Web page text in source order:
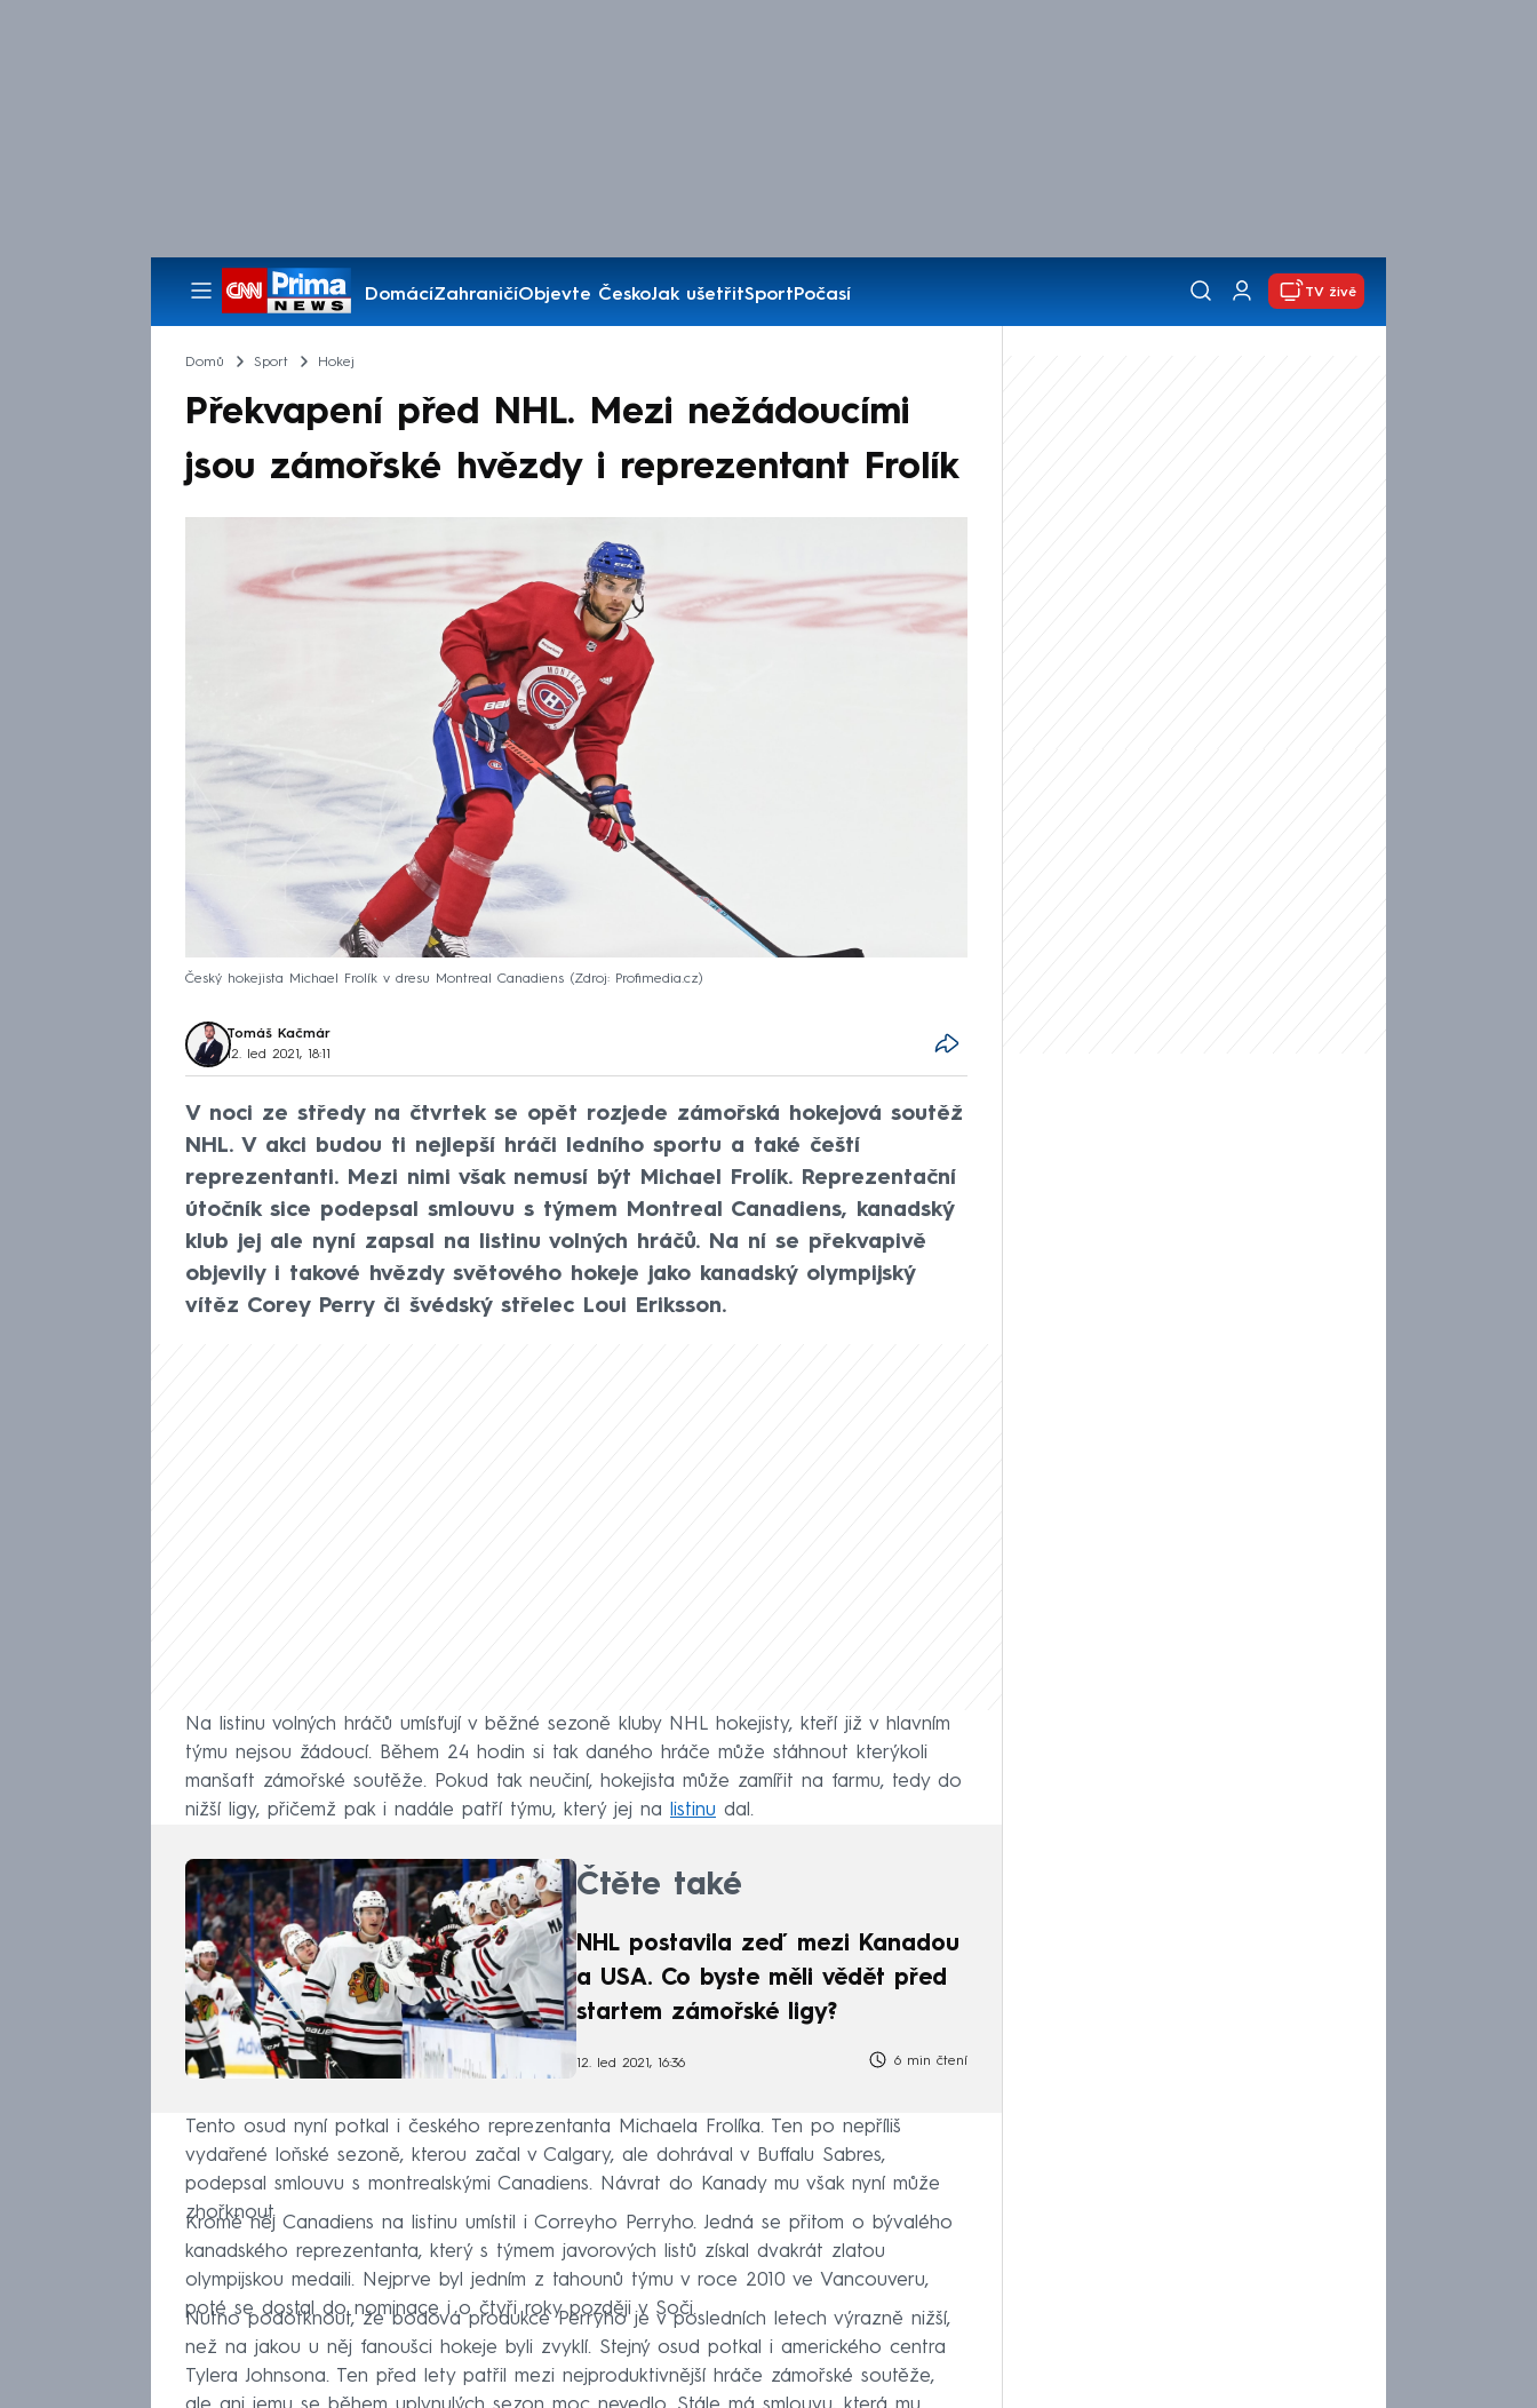
DomácíZahraničíObjevte ČeskoJak ušetřitSportPočasí
Pořady
TV živě
Domů Sport Hokej
Překvapení před NHL. Mezi nežádoucími
jsou zámořské hvězdy i reprezentant Frolík
Český hokejista Michael Frolík v dresu Montreal Canadiens Zdroj: Profimedia.cz
Tomáš Kačmár
12. led 2021, 18:11
V noci ze středy na čtvrtek se opět rozjede zámořská hokejová soutěž
NHL. V akci budou ti nejlepší hráči ledního sportu a také čeští
reprezentanti. Mezi nimi však nemusí být Michael Frolík. Reprezentační
útočník sice podepsal smlouvu s týmem Montreal Canadiens, kanadský
klub jej ale nyní zapsal na listinu volných hráčů. Na ní se překvapivě
objevily i takové hvězdy světového hokeje jako kanadský olympijský
vítěz Corey Perry či švédský střelec Loui Eriksson.
Na listinu volných hráčů umísťují v běžné sezoně kluby NHL hokejisty, kteří již v hlavním
týmu nejsou žádoucí. Během 24 hodin si tak daného hráče může stáhnout kterýkoli
manšaft zámořské soutěže. Pokud tak neučiní, hokejista může zamířit na farmu, tedy do
nižší ligy, přičemž pak i nadále patří týmu, který jej na
listinu dal.
Čtěte také
NHL postavila zeď mezi Kanadou
a USA. Co byste měli vědět před
startem zámořské ligy?
12. led 2021, 16:36 6 min čtení
Tento osud nyní potkal i českého reprezentanta Michaela Frolíka. Ten po nepříliš
vydařené loňské sezoně, kterou začal v Calgary, ale dohrával v Buffalu Sabres,
podepsal smlouvu s montrealskými Canadiens. Návrat do Kanady mu však nyní může
zhořknout.
Kromě něj Canadiens na listinu umístil i Correyho Perryho. Jedná se přitom o bývalého
kanadského reprezentanta, který s týmem javorových listů získal dvakrát zlatou
olympijskou medaili. Nejprve byl jedním z tahounů týmu v roce 2010 ve Vancouveru,
poté se dostal do nominace i o čtyři roky později v Soči.
Nutno podotknout, že bodová produkce Perryho je v posledních letech výrazně nižší,
než na jakou u něj fanoušci hokeje byli zvyklí. Stejný osud potkal i amerického centra
Tylera Johnsona. Ten před lety patřil mezi nejproduktivnější hráče zámořské soutěže,